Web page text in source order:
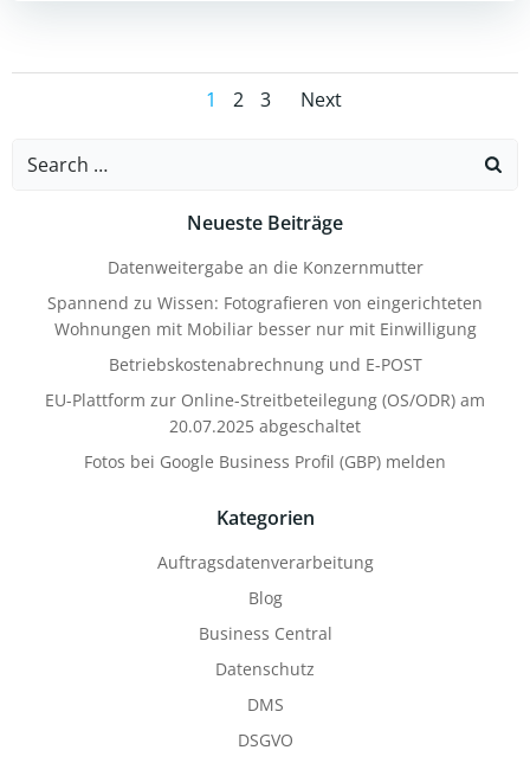
Posts
Page
1 Page
2 Page
3
Posts
navigation
Next
Search
Neueste Beiträge
Datenweitergabe an die Konzernmutter
Spannend zu Wissen: Fotografieren von eingerichteten
Wohnungen mit Mobiliar besser nur mit Einwilligung
Betriebskostenabrechnung und E-POST
EU-Plattform zur Online-Streitbeteilegung (OS/ODR) am
20.07.2025 abgeschaltet
Fotos bei Google Business Profil (GBP) melden
Kategorien
Auftragsdatenverarbeitung
Blog
Business Central
Datenschutz
DMS
DSGVO